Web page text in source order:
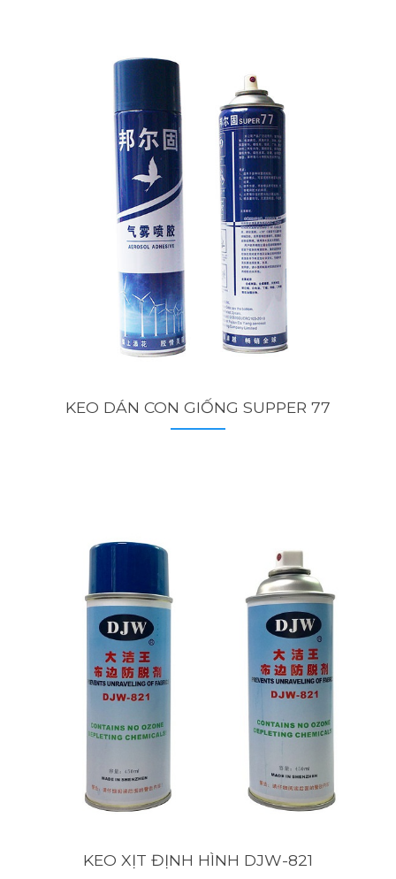
KEO DÁN CON GIỐNG SUPPER 77
KEO XỊT ĐỊNH HÌNH DJW-821